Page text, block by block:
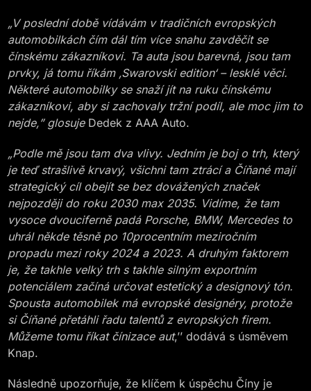
„V poslední době vídávám v tradičních evropských
automobilkách čím dál tím více snahu zavděčit se
čínskému zákazníkovi. Ta auta jsou barevná, jsou tam
prvky, já tomu říkám ‚Swarovski edition‘ – lesklé věci.
Některé automobilky se snaží jít na ruku čínskému
zákazníkovi, aby si zachovaly tržní podíl, ale moc jim to
nejde,” glosujeDedek z AAA Auto.
„Podle mě jsou tam dva vlivy. Jedním je boj o trh, který
je teď strašlivě krvavý, všichni tam ztrácí a Číňané mají
strategický cíl obejít se bez dovážených značek
nejpozději do roku 2030 max 2035. Vidíme, že tam
vysoce dvouciferně padá Porsche, BMW, Mercedes to
uhrál někde těsně po 10procentním meziročním
propadu mezi roky 2024 a 2023. A druhým faktorem
je, že takhle velký trh s takhle silným exportním
potenciálem začíná určovat estetický a designový tón.
Spousta automobilek má evropské designéry, protože
si Číňané přetáhli řadu talentů z evropských firem.
Můžeme tomu říkat čínizace aut,’’ dodává s úsměvem
Knap.
Následně upozorňuje, že klíčem k úspěchu Číny je